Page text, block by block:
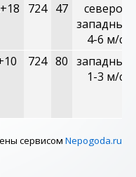
724 47
северо-
западный,
4-6 м/с
724 80 западный,
1-3 м/с
сервисом Nepogoda.ru